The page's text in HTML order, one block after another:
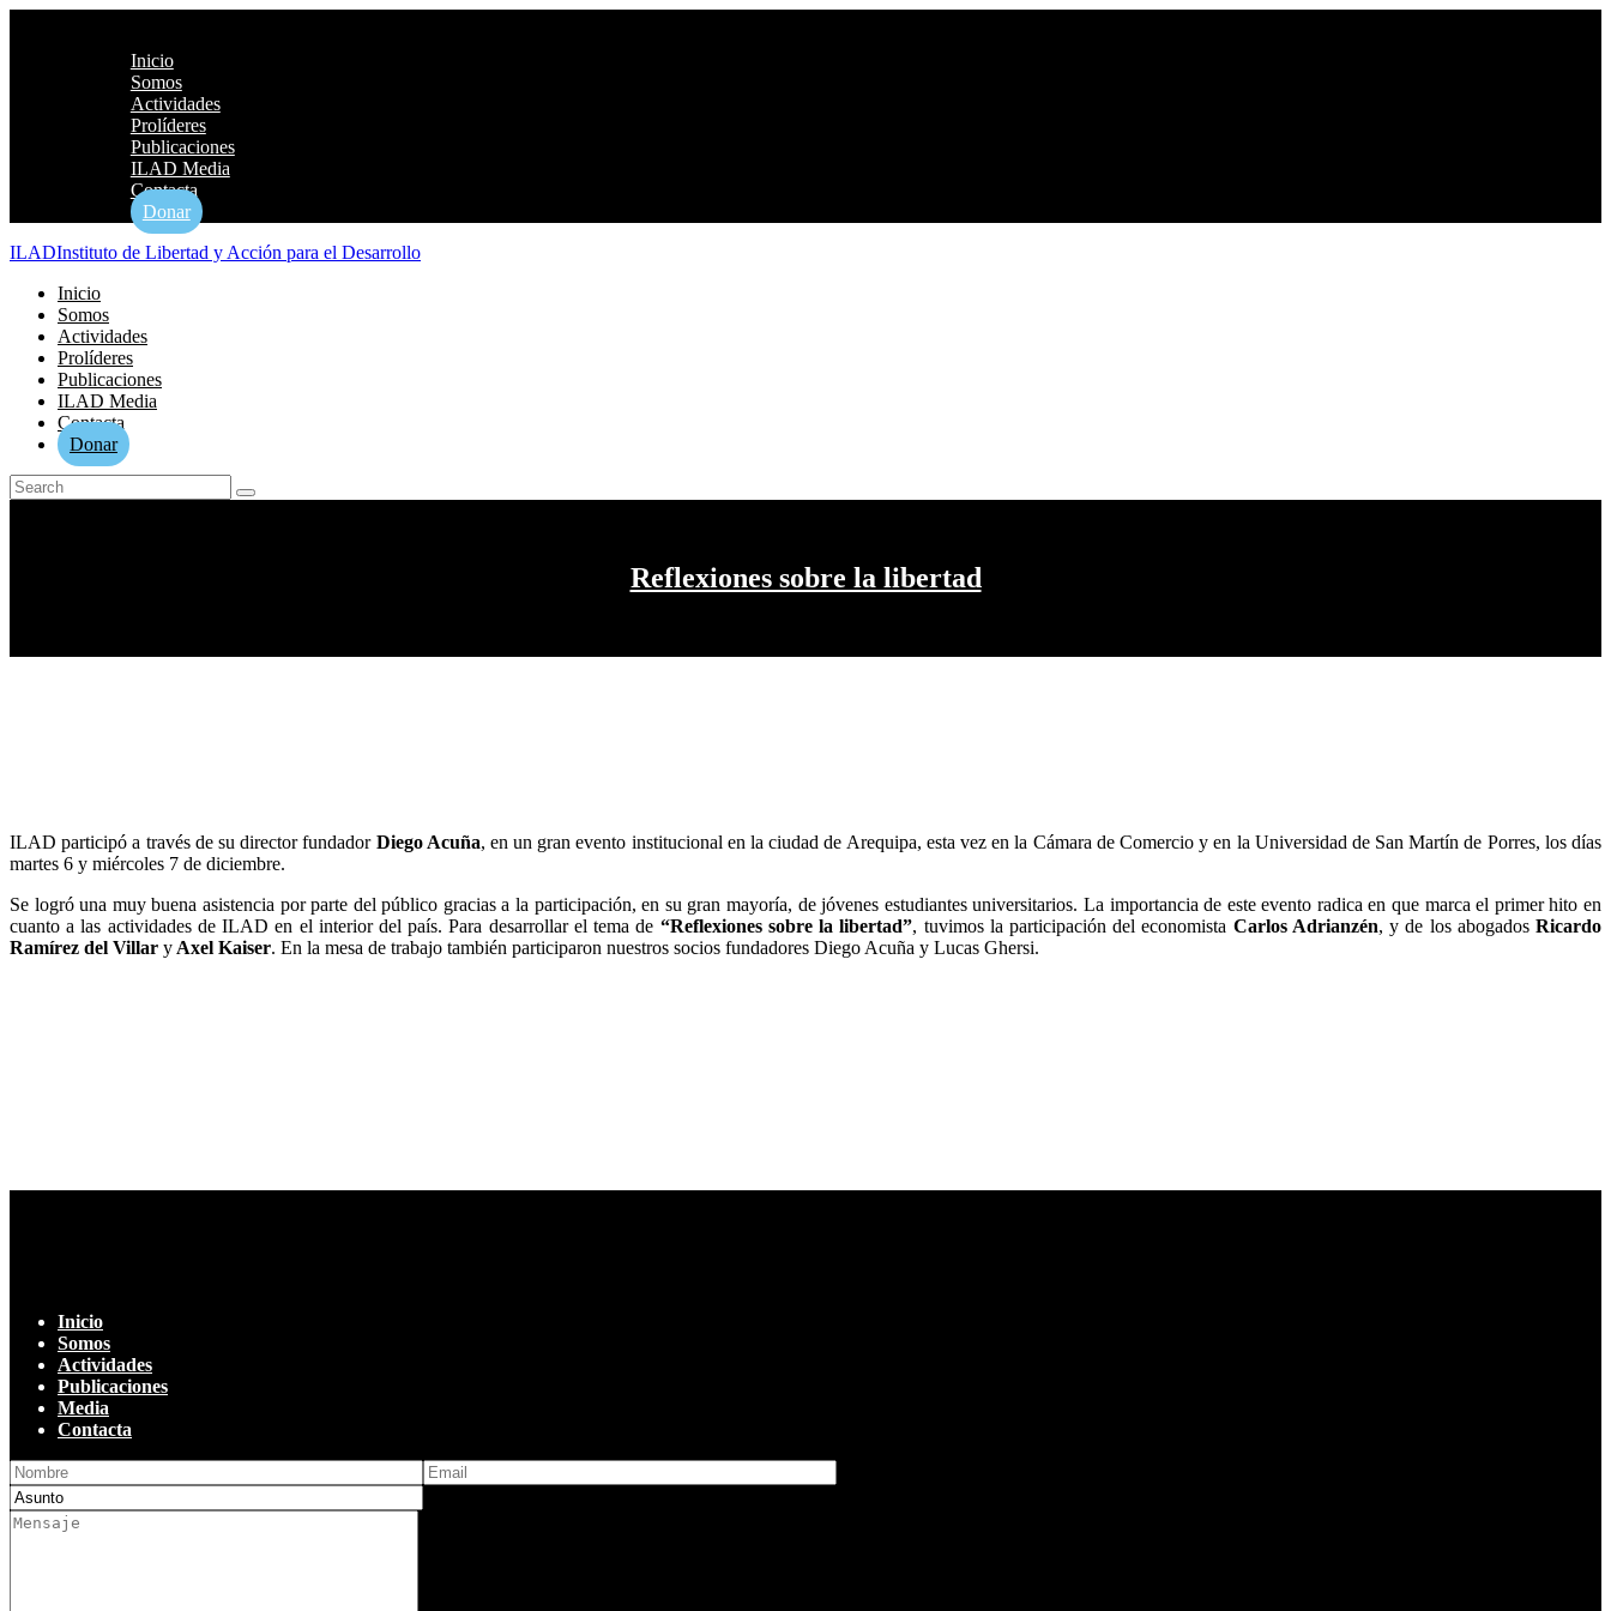
Inicio
Somos
Actividades
Prolíderes
Publicaciones
ILAD Media
Contacta
Donar
ILADInstituto de Libertad y Acción para el Desarrollo
Inicio
Somos
Actividades
Prolíderes
Publicaciones
ILAD Media
Contacta
Donar
Reflexiones sobre la libertad
ILAD participó a través de su director fundador Diego Acuña, en un gran evento institucional en la ciudad de Arequipa, esta vez en la Cámara de Comercio y en la Universidad de San Martín de Porres, los días
martes 6 y miércoles 7 de diciembre.
Se logró una muy buena asistencia por parte del público gracias a la participación, en su gran mayoría, de jóvenes estudiantes universitarios. La importancia de este evento radica en que marca el primer hito en
cuanto a las actividades de ILAD en el interior del país. Para desarrollar el tema de “Reflexiones sobre la libertad”, tuvimos la participación del economista Carlos Adrianzén, y de los abogadosRicardo
Ramírez del Villar y Axel Kaiser. En la mesa de trabajo también participaron nuestros socios fundadores Diego Acuña y Lucas Ghersi.
Inicio
Somos
Actividades
Publicaciones
Media
Contacta